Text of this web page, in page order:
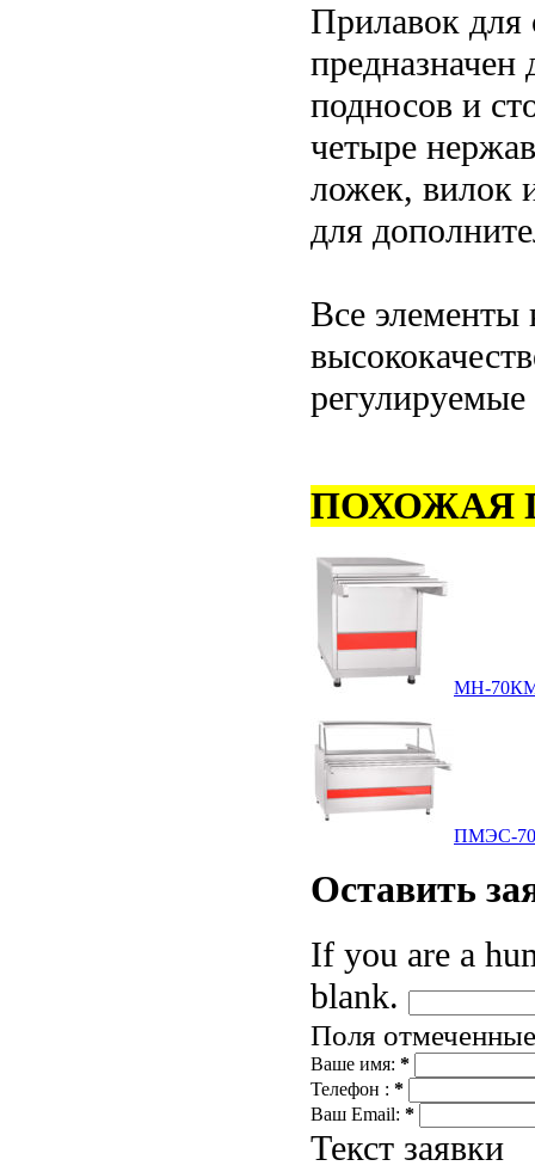
Прилавок
предназначен
подносов и
четыре
ложек, вилок
для
Все элементы
ПОХОЖАЯ
МН-
ПМЭС-
Оставить
If you are a
blank.
Поля
Ваше имя: *
Телефон : *
Ваш Email: *
Текст заявки